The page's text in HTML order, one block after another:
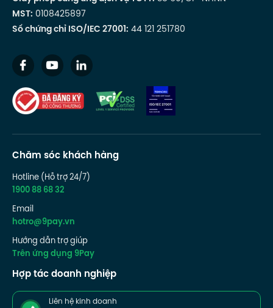
MST: 0108425897
Số chứng chỉ ISO/IEC 27001: 44 121 251780
Chăm sóc khách hàng
Hotline (Hỗ trợ 24/7)
1900 88 68 32
Email
hotro@9pay.vn
Hướng dẫn trợ giúp
Trên ứng dụng 9Pay
Hợp tác doanh nghiệp
Liên hệ kinh doanh